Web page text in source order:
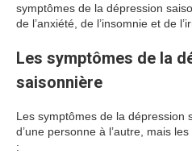
symptômes de la dépression
de l’anxiété, de l’insomnie et de
Les symptômes de la
saisonnière
Les symptômes de la dépression
d’une personne à l’autre, mais
: